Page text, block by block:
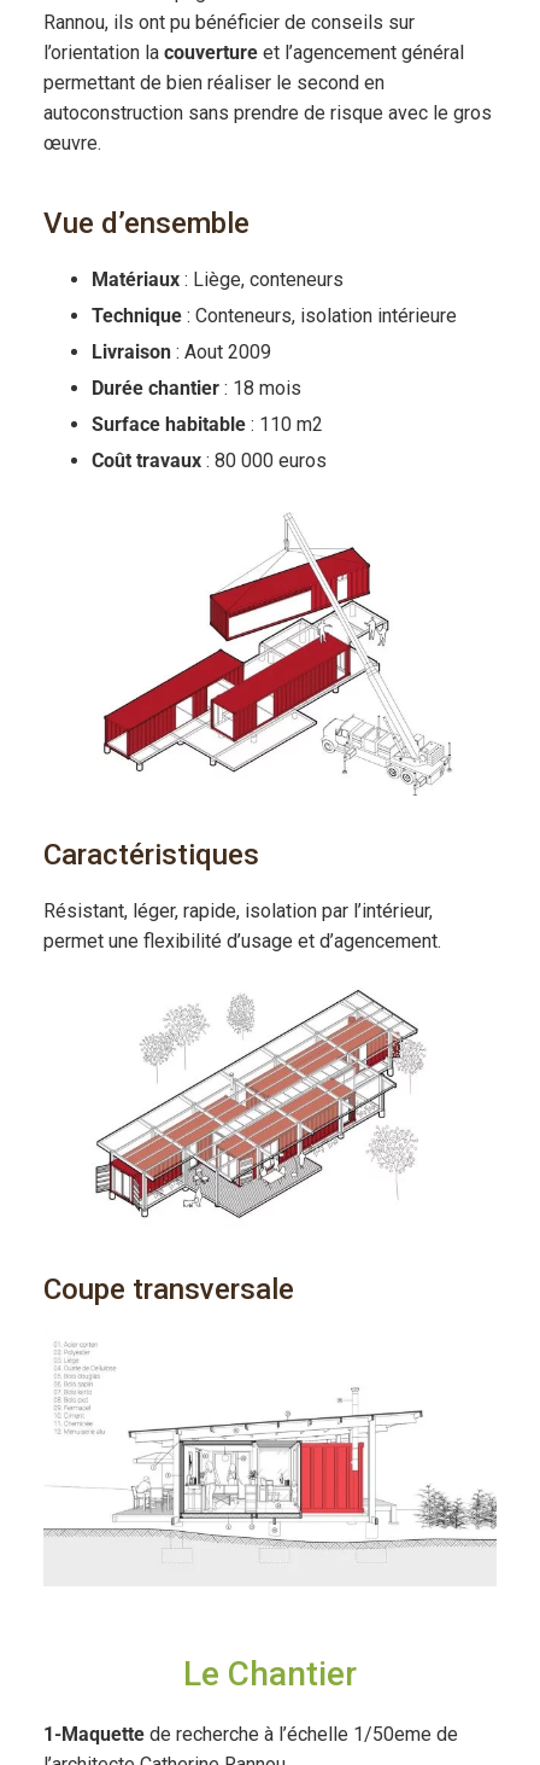
Rannou, ils ont pu bénéficier de conseils sur
l’orientation la couvertureet l’agencement général
permettant de bien réaliser le second en
autoconstruction sans prendre de risque avec le gros
œuvre.
Vue d’ensemble
Matériaux: Liège, conteneurs
Technique: Conteneurs, isolation intérieure
Livraison: Aout 2009
Durée chantier: 18 mois
Surface habitable: 110 m2
Coût travaux: 80 000 euros
Caractéristiques
Résistant, léger, rapide, isolation par l’intérieur,
permet une flexibilité d’usage et d’agencement.
Coupe transversale
Le Chantier
1-Maquettede recherche à l’échelle 1/50eme de